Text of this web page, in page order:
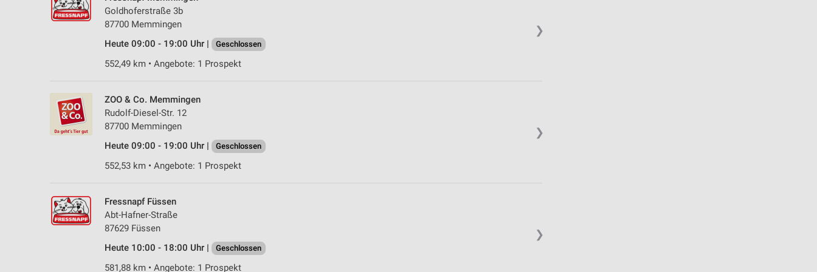
❯
Goldhoferstraße 3b
87700 Memmingen
Heute 09:00 - 19:00 Uhr |
Geschlossen
552,49 km • Angebote: 1 Prospekt
❯
ZOO & Co. Memmingen
Rudolf-Diesel-Str. 12
87700 Memmingen
Heute 09:00 - 19:00 Uhr |
Geschlossen
552,53 km • Angebote: 1 Prospekt
❯
Fressnapf Füssen
Abt-Hafner-Straße
87629 Füssen
Heute 10:00 - 18:00 Uhr |
Geschlossen
581,88 km • Angebote: 1 Prospekt